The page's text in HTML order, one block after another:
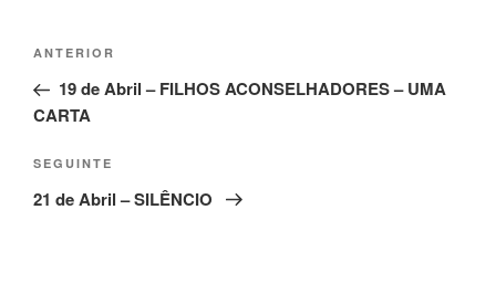
ANTERIOR
19 de Abril – FILHOS ACONSELHADORES – UMA
CARTA
SEGUINTE
21 de Abril – SILÊNCIO